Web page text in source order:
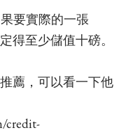
要實際的一張
得至少儲值十磅。
薦，可以看一下他
credit-